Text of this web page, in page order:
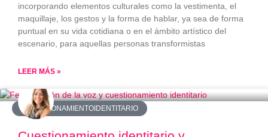
incorporando elementos culturales como la vestimenta, el
maquillaje, los gestos y la forma de hablar, ya sea de forma
puntual en su vida cotidiana o en el ámbito artístico del
escenario, para aquellas personas transformistas
LEER MÁS »
#CUESTIONAMIENTOIDENTITARIO